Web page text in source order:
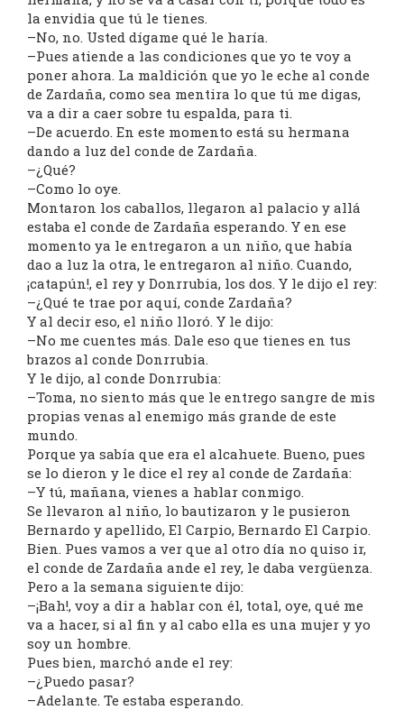
la envidia que tú le tienes.
–No, no. Usted dígame qué le haría.
–Pues atiende a las condiciones que yo te voy a
poner ahora. La maldición que yo le eche al conde
de Zardaña, como sea mentira lo que tú me digas,
va a dir a caer sobre tu espalda, para ti.
–De acuerdo. En este momento está su hermana
dando a luz del conde de Zardaña.
–¿Qué?
–Como lo oye.
Montaron los caballos, llegaron al palacio y allá
estaba el conde de Zardaña esperando. Y en ese
momento ya le entregaron a un niño, que había
dao a luz la otra, le entregaron al niño. Cuando,
¡catapún!, el rey y Donrrubia, los dos. Y le dijo el rey:
–¿Qué te trae por aquí, conde Zardaña?
Y al decir eso, el niño lloró. Y le dijo:
–No me cuentes más. Dale eso que tienes en tus
brazos al conde Donrrubia.
Y le dijo, al conde Donrrubia:
–Toma, no siento más que le entrego sangre de mis
propias venas al enemigo más grande de este
mundo.
Porque ya sabía que era el alcahuete. Bueno, pues
se lo dieron y le dice el rey al conde de Zardaña:
–Y tú, mañana, vienes a hablar conmigo.
Se llevaron al niño, lo bautizaron y le pusieron
Bernardo y apellido, El Carpio, Bernardo El Carpio.
Bien. Pues vamos a ver que al otro día no quiso ir,
el conde de Zardaña ande el rey, le daba vergüenza.
Pero a la semana siguiente dijo:
–¡Bah!, voy a dir a hablar con él, total, oye, qué me
va a hacer, si al fin y al cabo ella es una mujer y yo
soy un hombre.
Pues bien, marchó ande el rey:
–¿Puedo pasar?
–Adelante. Te estaba esperando.